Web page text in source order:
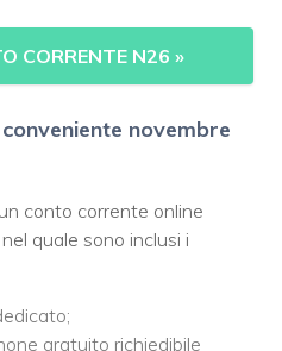
CORRENTE N26 »
novembre
conto corrente online
quale sono inclusi i
gratuito richiedibile